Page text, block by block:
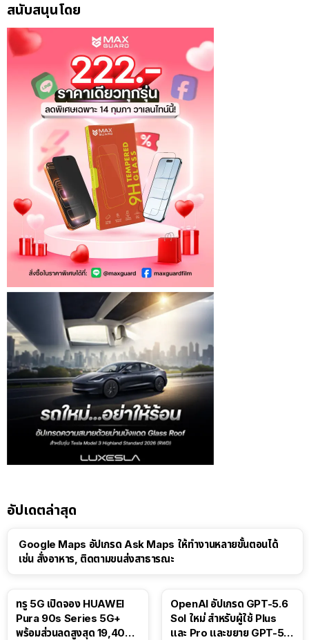
สนับสนุนโดย
อัปเดตล่าสุด
Google Maps อัปเกรด Ask Maps ให้ทำงานหลายขั้นตอนได้
เช่น สั่งอาหาร, ติดตามขนส่งสาธารณะ
ทรู 5G เปิดจอง HUAWEI
Pura 90s Series 5G+
พร้อมส่วนลดสูงสุด 19,400
OpenAI อัปเกรด GPT-5.6
Sol ใหม่ สำหรับผู้ใช้ Plus
และ Pro และขยาย GPT-5.6